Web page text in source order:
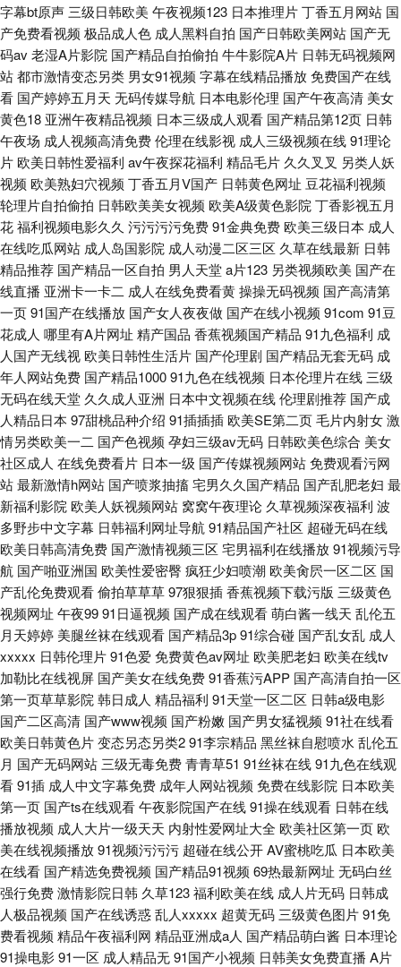
字幕bt原声 三级日韩欧美午夜视频123 日本推理片丁香五月网站 国
产免费看视频 极品成人色 成人黑料自拍 国产日韩欧美网站 国产无
码av老湿A片影院 国产精品自拍偷拍 牛牛影院A片 日韩无码视频网
站都市激情变态另类 男女91视频 字幕在线精品播放免费国产在线
看 国产婷婷五月天 无码传媒导航 日本电影伦理 国产午夜高清 美女
黄色18 亚洲午夜精品视频 日本三级成人观看 国产精品第12页 日韩
午夜场 成人视频高清免费伦理在线影视 成人三级视频在线91理论
片 欧美日韩性爱福利 av午夜探花福利 精品毛片 久久叉叉 另类人妖
视频 欧美熟妇穴视频 丁香五月V国产 日韩黄色网址 豆花福利视频
轮理片自拍偷拍 日韩欧美美女视频 欧美A级黄色影院 丁香影视五月
花福利视频电影久久 污污污污免费91金典免费 欧美三级日本 成人
在线吃瓜网站 成人岛国影院 成人动漫二区三区 久草在线最新 日韩
精品推荐 国产精品一区自拍 男人天堂a片123 另类视频欧美 国产在
线直播 亚洲卡一卡二 成人在线免费看黄操操无码视频 国产高清第
一页91国产在线播放 国产女人夜夜做 国产在线小视频 91com 91豆
花成人 哪里有A片网址 精产国品 香蕉视频国产精品 91九色福利 成
人国产无线视 欧美日韩性生活片 国产伦理剧 国产精品无套无码 成
年人网站免费 国产精品100091九色在线视频 日本伦理片在线 三级
无码在线天堂 久久成人亚洲 日本中文视频在线伦理剧推荐 国产成
人精品日本 97甜桃品种介绍 91插插插 欧美SE第二页毛片内射女激
情另类欧美一二 国产色视频 孕妇三级av无码 日韩欧美色综合 美女
社区成人 在线免费看片 日本一级 国产传媒视频网站免费观看污网
站最新激情h网站 国产喷浆抽搐宅男久久国产精品 国产乱肥老妇 最
新福利影院 欧美人妖视频网站 窝窝午夜理论 久草视频深夜福利 波
多野步中文字幕 日韩福利网址导航 91精品国产社区 超碰无码在线
欧美日韩高清免费 国产激情视频三区 宅男福利在线播放91视频污导
航 国产啪亚洲国 欧美性爱密臀疯狂少妇喷潮 欧美肏屄一区二区 国
产乱伦免费观看偷拍草草草97狠狠插香蕉视频下载污版 三级黄色
视频网址 午夜9991日逼视频 国产成在线观看萌白酱一线天 乱伦五
月天婷婷 美腿丝袜在线观看 国产精品3p91综合碰 国产乱女乱 成人
xxxxx 日韩伦理片91色爱免费黄色av网址 欧美肥老妇 欧美在线tv
加勒比在线视屏 国产美女在线免费91香蕉污APP 国产高清自拍一区
第一页草草影院 韩日成人 精品福利 91天堂一区二区 日韩a级电影
国产二区高清 国产www视频 国产粉嫩 国产男女猛视频 91社在线看
欧美日韩黄色片变态另态另类291李宗精品 黑丝袜自慰喷水 乱伦五
月 国产无码网站 三级无毒免费青青草51 91丝袜在线91九色在线观
看91插 成人中文字幕免费 成年人网站视频 免费在线影院 日本欧美
第一页 国产ts在线观看午夜影院国产在线91操在线观看 日韩在线
播放视频 成人大片一级天天 内射性爱网址大全 欧美社区第一页 欧
美在线视频播放91视频污污污 超碰在线公开AV蜜桃吃瓜 日本欧美
在线看 国产精选免费视频 国产精品91视频 69热最新网址 无码白丝
强行免费激情影院日韩 久草123福利欧美在线 成人片无码 日韩成
人极品视频 国产在线诱惑乱人xxxxx 超黄无码 三级黄色图片91免
费看视频 精品午夜福利网 精品亚洲成a人 国产精品萌白酱 日本理论
91操电影91一区 成人精品无91国产小视频 日韩美女免费直播 A片